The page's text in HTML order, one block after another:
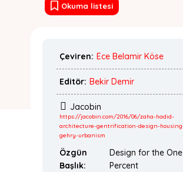
Okuma listesi
Çeviren: Ece Belamir Köse
Editör: Bekir Demir
Jacobin
https://jacobin.com/2016/06/zaha-hadid-
architecture-gentrification-design-
gehry-urbanism
Özgün
Başlık:
Design for the One
Percent